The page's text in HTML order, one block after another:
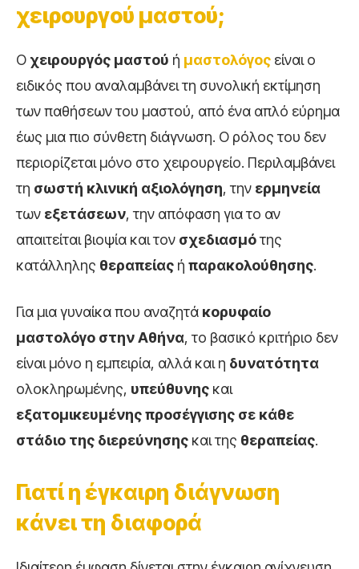
χειρουργού μαστού;
Ο χειρουργός μαστού ή μαστολόγος είναι ο
ειδικός που αναλαμβάνει τη συνολική εκτίμηση
των παθήσεων του μαστού, από ένα απλό εύρημα
έως μια πιο σύνθετη διάγνωση. Ο ρόλος του δεν
περιορίζεται μόνο στο χειρουργείο. Περιλαμβάνει
τη σωστή κλινική αξιολόγηση, την ερμηνεία
των εξετάσεων, την απόφαση για το αν
απαιτείται βιοψία και τον σχεδιασμότης
κατάλληλης θεραπείας ή παρακολούθησης.
Για μια γυναίκα που αναζητά κορυφαίο
μαστολόγο στην Αθήνα, το βασικό κριτήριο δεν
είναι μόνο η εμπειρία, αλλά και η δυνατότητα
ολοκληρωμένης, υπεύθυνης και
εξατομικευμένης προσέγγισης σε κάθε
στάδιο της διερεύνησης και της θεραπείας.
Γιατί η έγκαιρη διάγνωση
κάνει τη διαφορά